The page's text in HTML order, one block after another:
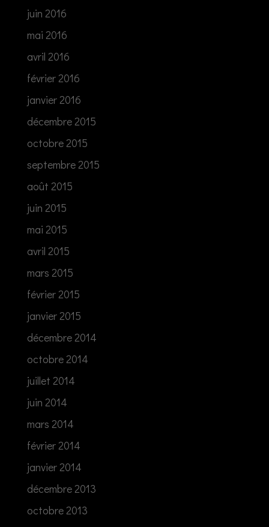
juin 2016
mai 2016
avril 2016
février 2016
janvier 2016
décembre 2015
octobre 2015
septembre 2015
août 2015
juin 2015
mai 2015
avril 2015
mars 2015
février 2015
janvier 2015
décembre 2014
octobre 2014
juillet 2014
juin 2014
mars 2014
février 2014
janvier 2014
décembre 2013
octobre 2013